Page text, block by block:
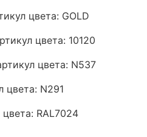
цвета: GOLD
цвета: 10120
цвета: N537
цвета: N291
RAL7024